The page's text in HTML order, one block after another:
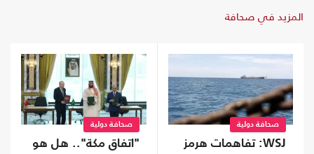
المزيد في صحافة
صحافة دولية
WSJ: تفاهمات هرمز
صحافة دولية
"اتفاق مكة".. هل هو